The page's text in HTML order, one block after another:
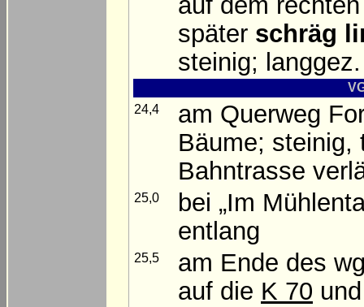
später schräg
steinig;
24,4
am Querweg
Bäume; steinig,
Bahntrasse
25,0
bei „Im
entlang
25,5
am Ende des
auf die K 70